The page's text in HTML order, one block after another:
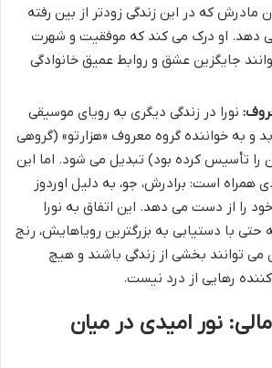
مادرش که در این زندگی زودتر از بین رفته
می دهد. او درک می کند که موفقیت و شهرت
جایگزین عشق و روابط عمیق خانوادگی
نورا در زندگی دیگری به رویای موسیقی
به خواننده گروه معروف «هزارتو» (گروهی
را تأسیس کرده بود) تبدیل می شود. اما این
همراه است: برادرش، جو، به دلیل اوردوز
را از دست می دهد. این اتفاق به نورا
با دستیابی به بزرگترین رویاهایش، رنج
توانند بخشی از زندگی باشند و هیچ
رهایی از درد نیست.
نور امیدی در میان